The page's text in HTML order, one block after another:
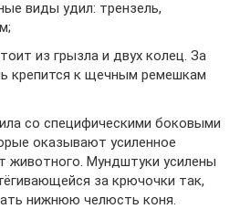
виды удил: трензель,
из грызла и двух колец. За
крепится к щечным ремешкам
со специфическими боковыми
оказывают усиленное
животного. Мундштуки усилены
за крючочки так,
нижнюю челюсть коня.